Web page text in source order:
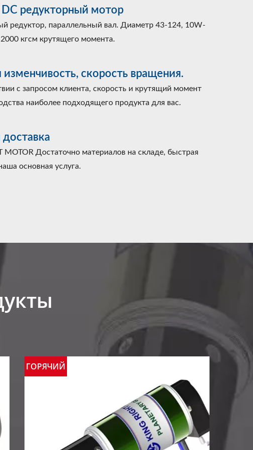
редукторный мотор
редуктор, параллельный вал. Диаметр 43-124, 10W-
кгсм крутящего момента.
изменчивость, скорость вращения.
с запросом клиента, скорость и крутящий момент
наиболее подходящего продукта для вас.
доставка
MOTOR Достаточно материалов на складе, быстрая
основная услуга.
ГОРЯЧИЙ